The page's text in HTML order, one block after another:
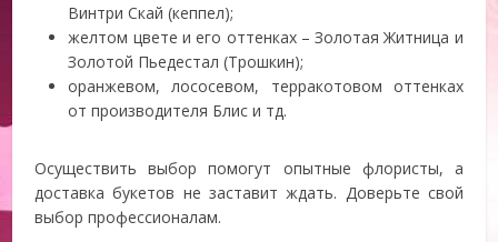
Винтри Скай (кеппел);
желтом цвете и его оттенках – Золотая Житница и
Золотой Пьедестал (Трошкин);
оранжевом, лососевом, терракотовом оттенках
от производителя Блис и тд.
Осуществить выбор помогут опытные флористы, а
доставка букетов не заставит ждать. Доверьте свой
выбор профессионалам.